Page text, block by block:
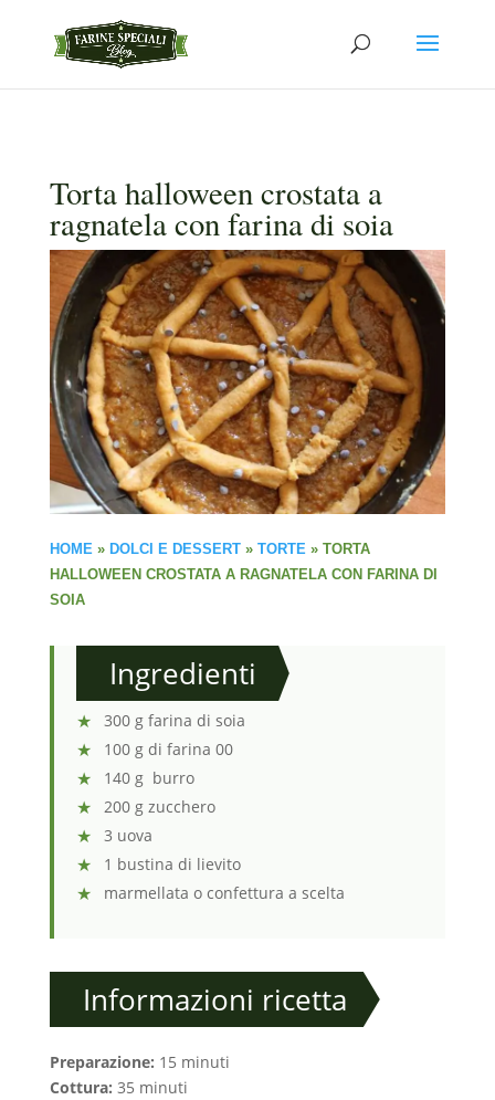
Torta halloween crostata a
ragnatela con farina di soia
HOME » DOLCI E DESSERT» TORTE » TORTA
HALLOWEEN CROSTATA A RAGNATELA CON FARINA DI
SOIA
Ingredienti
300 g farina di soia
100 g di farina 00
140 g burro
200 g zucchero
3 uova
1 bustina di lievito
marmellata o confettura a scelta
Informazioni ricetta
Preparazione: 15 minuti
Cottura: 35 minuti